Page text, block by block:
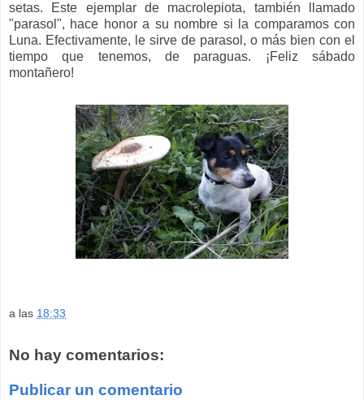
setas. Este ejemplar de macrolepiota, también llamado
"parasol", hace honor a su nombre si la comparamos con
Luna. Efectivamente, le sirve de parasol, o más bien con el
tiempo que tenemos, de paraguas. ¡Feliz sábado
montañero!
a las 18:33
No hay comentarios:
Publicar un comentario